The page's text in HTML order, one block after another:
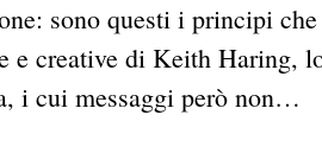
sono questi i principi
e creative di Keith Haring,
i cui messaggi però non…